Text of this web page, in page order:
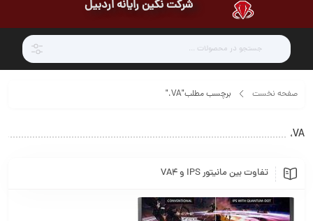
شرکت نگین رایانه اردبیل
صفحه نخست برچسب مطلب"VA،"
VA،
تفاوت بین مانیتور IPS و VA4